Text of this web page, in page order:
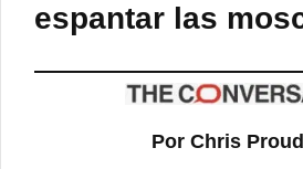
espantar las
Por Chris